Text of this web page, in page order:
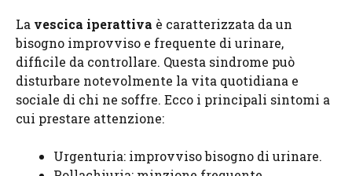
La vescica iperattiva è caratterizzata da un
bisogno improvviso e frequente di urinare,
difficile da controllare. Questa sindrome può
disturbare notevolmente la vita quotidiana e
sociale di chi ne soffre. Ecco i principali sintomi a
cui prestare attenzione:
Urgenturia: improvviso bisogno di urinare.